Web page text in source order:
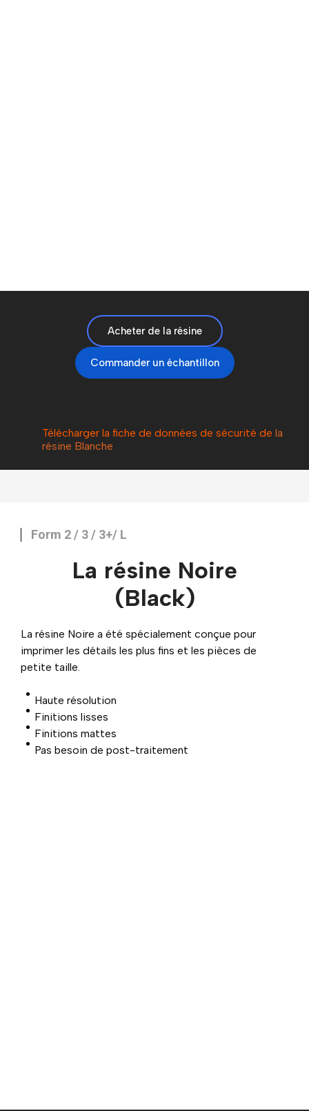
Acheter de la résine
Commander un échantillon
Télécharger la fiche de données de sécurité de la
résine Blanche
Form 2 / 3 / 3+/ L
La résine Noire
(Black)
La résine Noire a été spécialement conçue pour
imprimer les détails les plus fins et les pièces de
petite taille.
Haute résolution
Finitions lisses
Finitions mattes
Pas besoin de post-traitement